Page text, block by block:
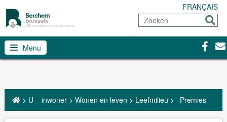
FRANÇAIS
Zoeken
Sturen
Menu
> U – inwoner> Wonen en leven > Leefmilieu > Premies